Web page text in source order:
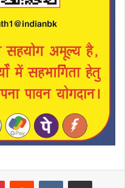
PinterestReddit VKontakteShare via Email